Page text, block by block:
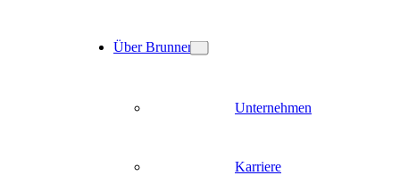
Über Brunner
Unternehmen
Karriere